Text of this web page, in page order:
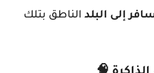
إلى البلد الناطق بتلك